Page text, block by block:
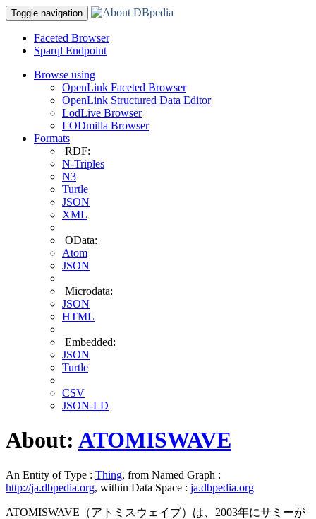
Toggle navigation
Faceted Browser
Sparql Endpoint
Browse using
OpenLink Faceted Browser
OpenLink Structured Data Editor
LodLive Browser
LODmilla Browser
Formats
RDF:
N-Triples
N3
Turtle
JSON
XML
OData:
Atom
JSON
Microdata:
JSON
HTML
Embedded:
JSON
Turtle
CSV
JSON-LD
About: ATOMISWAVE
An Entity of Type : Thing, from Named Graph :
http://ja.dbpedia.org, within Data Space : ja.dbpedia.org
ATOMISWAVE（アトミスウェイブ）は、2003年にサミーが